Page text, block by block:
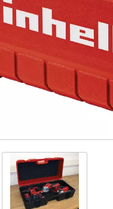
Todos